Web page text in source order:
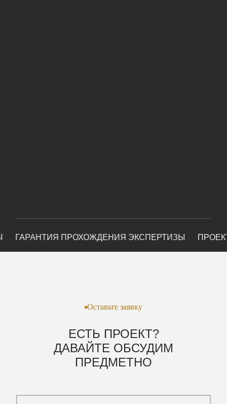
ПРОХОЖДЕНИЯ ЭКСПЕРТИЗЫ
Оставьте заявку
ЕСТЬ ПРОЕКТ?
ДАВАЙТЕ ОБСУДИМ
ПРЕДМЕТНО